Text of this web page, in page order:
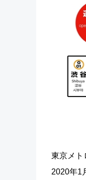
東京メト
2020年1